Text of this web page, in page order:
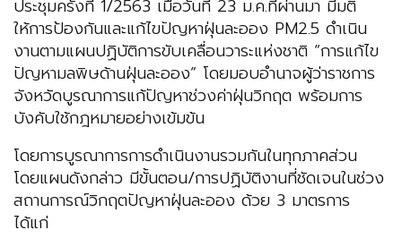
ประชุมครั้งที่ 1/2563 เมื่อวันที่ 23 ม.ค.ที่ผ่านมา มีมติ
ให้การป้องกันและแก้ไขปัญหาฝุ่นละออง PM2.5 ดำเนิน
งานตามแผนปฏิบัติการขับเคลื่อนวาระแห่งชาติ “การแก้ไข
ปัญหามลพิษด้านฝุ่นละออง” โดยมอบอำนาจผู้ว่าราชการ
จังหวัดบูรณาการแก้ปัญหาช่วงค่าฝุ่นวิกฤต พร้อมการ
บังคับใช้กฎหมายอย่างเข้มข้น
โดยการบูรณาการการดําเนินงานรวมกันในทุกภาคส่วน
โดยแผนดังกล่าว มีขั้นตอน/การปฏิบัติงานที่ชัดเจนในช่วง
สถานการณ์วิกฤตปัญหาฝุ่นละออง ด้วย 3 มาตรการ
ได้แก่